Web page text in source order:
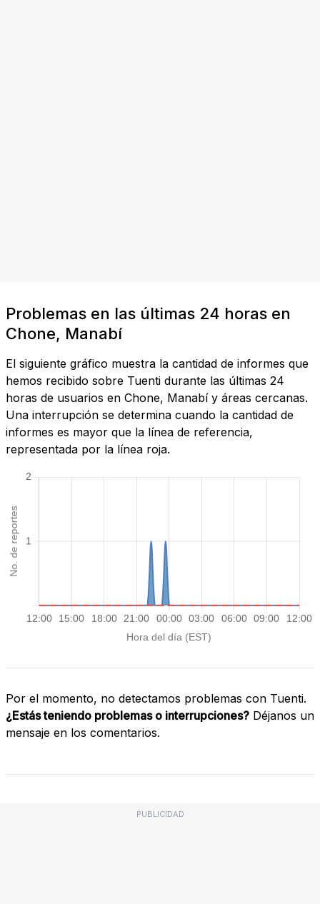
Problemas en las últimas 24 horas en
Chone, Manabí
El siguiente gráfico muestra la cantidad de informes que
hemos recibido sobre Tuenti durante las últimas 24
horas de usuarios en Chone, Manabí y áreas cercanas.
Una interrupción se determina cuando la cantidad de
informes es mayor que la línea de referencia,
representada por la línea roja.
Por el momento, no detectamos problemas con Tuenti.
¿Estás teniendo problemas o interrupciones? Déjanos un
mensaje en los comentarios.
PUBLICIDAD